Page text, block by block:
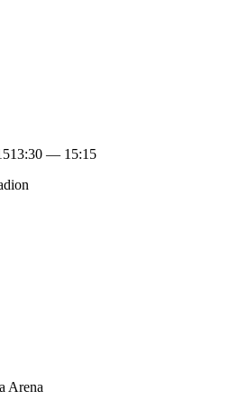
13:30 — 15:15
Arena